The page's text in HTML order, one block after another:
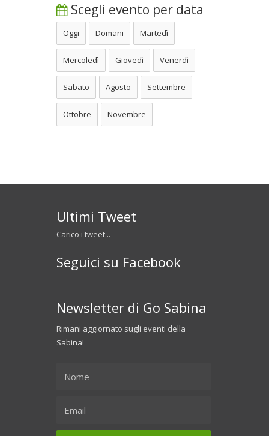
Scegli evento per data
Oggi Domani Martedì
Mercoledì Giovedì Venerdì
Sabato Agosto Settembre
Ottobre Novembre
Ultimi Tweet
Carico i tweet...
Seguici su Facebook
Newsletter di Go Sabina
Rimani aggiornato sugli eventi della
Sabina!